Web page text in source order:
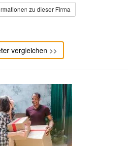
zu dieser Firma
vergleichen >>